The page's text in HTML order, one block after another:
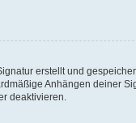
erstellt und
Anhängen deiner
deaktivieren.